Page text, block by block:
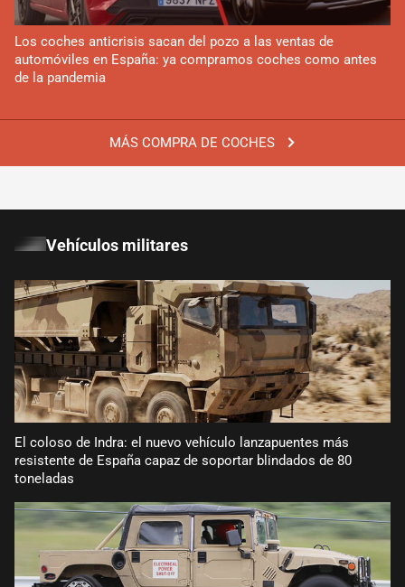
MÁS COMPRA DE COCHES
Los coches anticrisis sacan del pozo a las ventas de
automóviles en España: ya compramos coches como antes
de la pandemia
Vehículos militares
El coloso de Indra: el nuevo vehículo lanzapuentes más
resistente de España capaz de soportar blindados de 80
toneladas